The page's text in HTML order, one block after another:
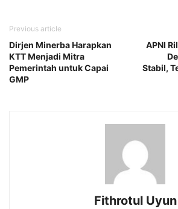
Previous article
Dirjen Minerba Harapkan
KTT Menjadi Mitra
Pemerintah untuk Capai
GMP
APNI
Stabil,
Fithrotul Uyun